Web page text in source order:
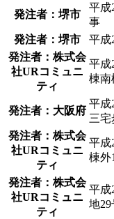
発注者：堺市
平
事
発注者：堺市
平
発注者：株式会
社URコミュニ
ティ
平
棟南
発注者：大阪府
平
三
発注者：株式会
社URコミュニ
ティ
平
棟外
発注者：株式会
社URコミュニ
ティ
平成
地